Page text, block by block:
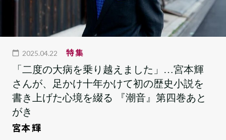
2025.04.22 特集
「二度の大病を乗り越えました」…宮本輝
さんが、足かけ十年かけて初の歴史小説を
書き上げた心境を綴る 『潮音』第四巻あと
がき
宮本 輝